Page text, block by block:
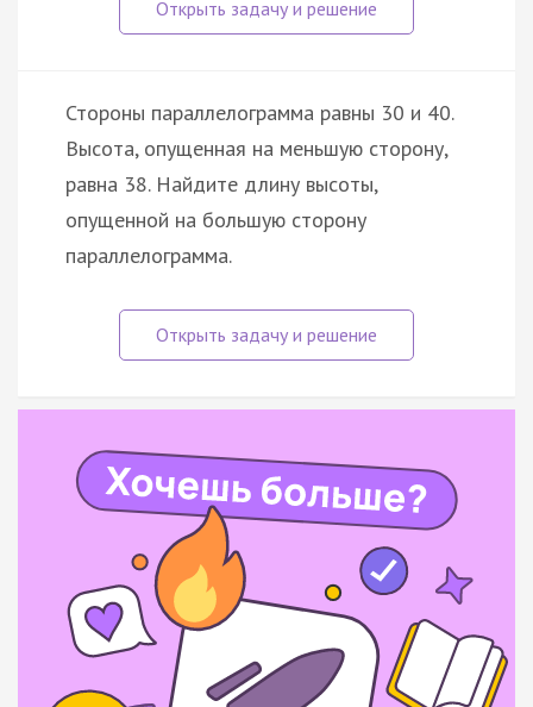
Стороны параллелограмма равны 30 и 40.
Высота, опущенная на меньшую сторону,
равна 38. Найдите длину высоты,
опущенной на большую сторону
параллелограмма.